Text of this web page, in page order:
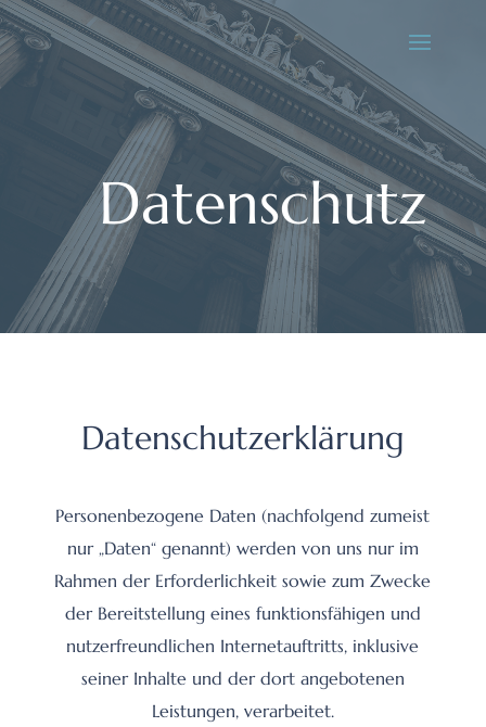
Datenschutz
Datenschutzerklärung
Personenbezogene Daten (nachfolgend zumeist
nur „Daten“ genannt) werden von uns nur im
Rahmen der Erforderlichkeit sowie zum Zwecke
der Bereitstellung eines funktionsfähigen und
nutzerfreundlichen Internetauftritts, inklusive
seiner Inhalte und der dort angebotenen
Leistungen, verarbeitet.